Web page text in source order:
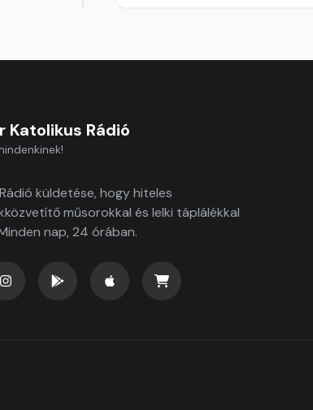
Katolikus Rádió
küldetése, hogy hiteles
műsorokkal és lelki táplálékkal
nap, 24 órában.